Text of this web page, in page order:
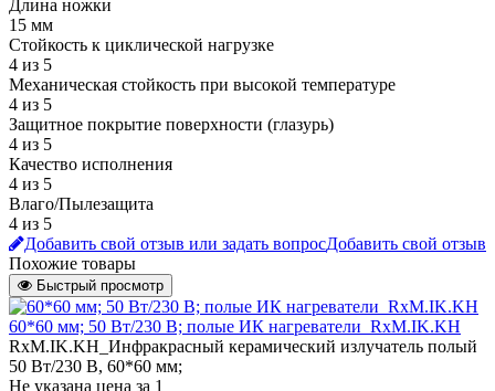
Длина ножки
15 мм
Стойкость к циклической нагрузке
4 из 5
Механическая стойкость при высокой температуре
4 из 5
Защитное покрытие поверхности (глазурь)
4 из 5
Качество исполнения
4 из 5
Влаго/Пылезащита
4 из 5
Добавить свой отзыв или задать вопросДобавить свой отзыв
Похожие товары
Быстрый просмотр
60*60 мм; 50 Вт/230 В; полые ИК нагреватели_RxM.IK.KH
RxM.IK.KH_Инфракрасный керамический излучатель полый
50 Вт/230 В, 60*60 мм;
Не указана цена за 1